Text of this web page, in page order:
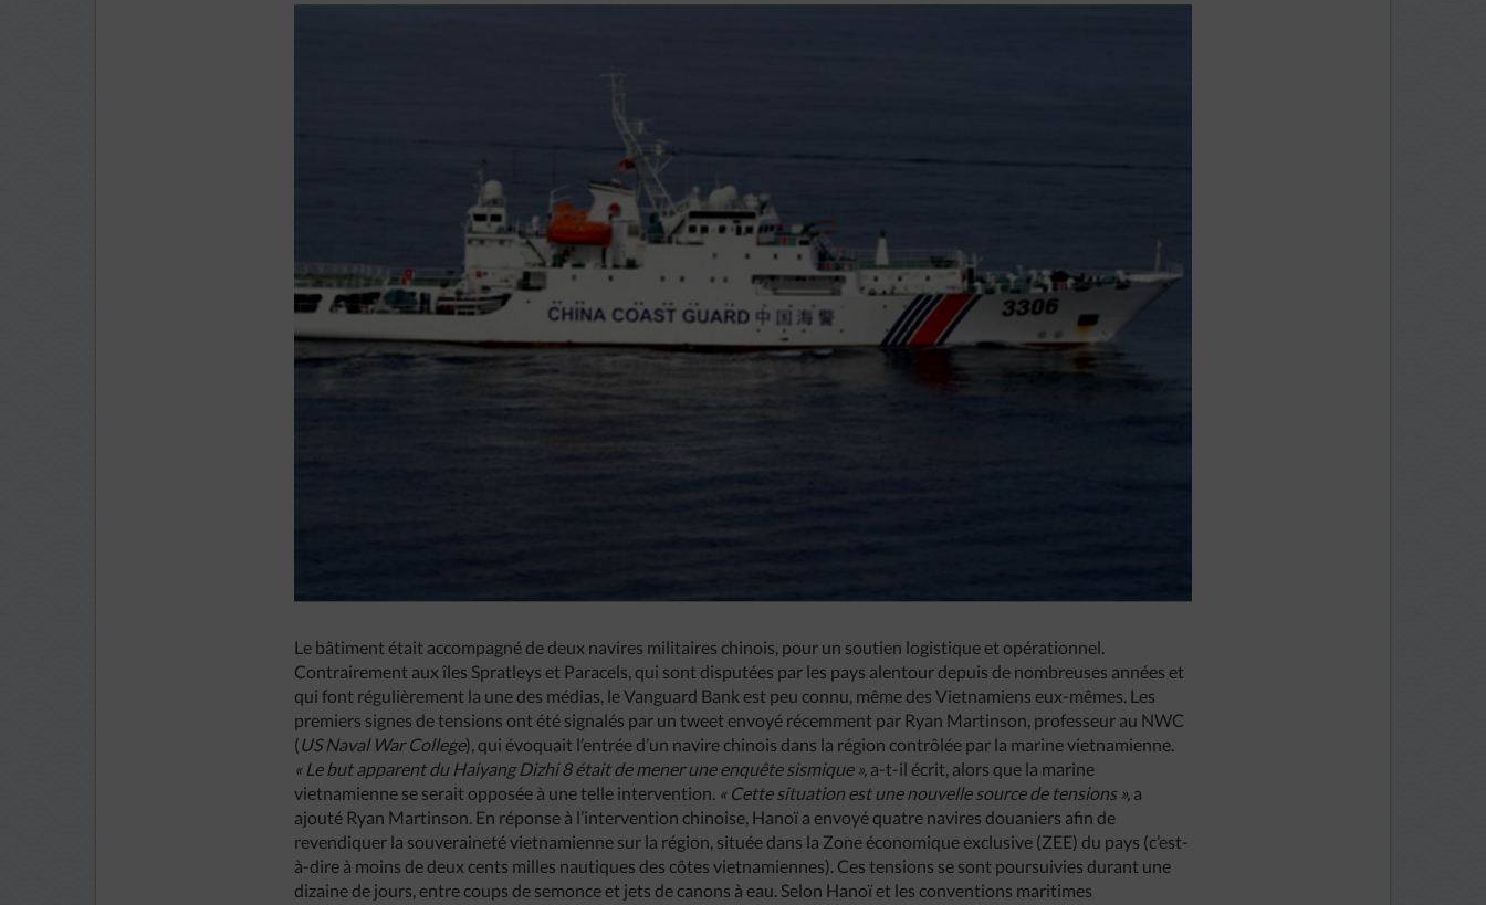
Le bâtiment était accompagné de deux navires militaires chinois, pour un soutien logistique et opérationnel.
Contrairement aux îles Spratleys et Paracels, qui sont disputées par les pays alentour depuis de nombreuses années et
qui font régulièrement la une des médias, le Vanguard Bank est peu connu, même des Vietnamiens eux-mêmes. Les
premiers signes de tensions ont été signalés par un tweet envoyé récemment par Ryan Martinson, professeur au NWC
(US Naval War College), qui évoquait l’entrée d’un navire chinois dans la région contrôlée par la marine vietnamienne.
« Le but apparent du Haiyang Dizhi 8 était de mener une enquête sismique », a-t-il écrit, alors que la marine
vietnamienne se serait opposée à une telle intervention. « Cette situation est une nouvelle source de tensions », a
ajouté Ryan Martinson. En réponse à l’intervention chinoise, Hanoï a envoyé quatre navires douaniers afin de
revendiquer la souveraineté vietnamienne sur la région, située dans la Zone économique exclusive (ZEE) du pays (c’est-
à-dire à moins de deux cents milles nautiques des côtes vietnamiennes). Ces tensions se sont poursuivies durant une
dizaine de jours, entre coups de semonce et jets de canons à eau. Selon Hanoï et les conventions maritimes